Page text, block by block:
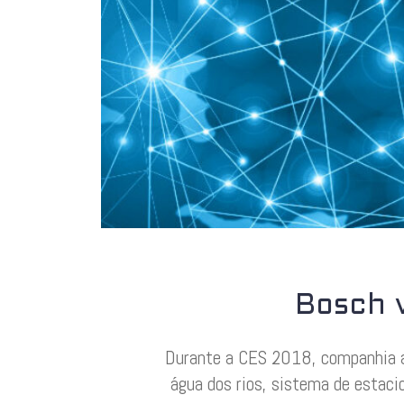
Bosch
Durante a CES 2018,
água dos rios, sistema de